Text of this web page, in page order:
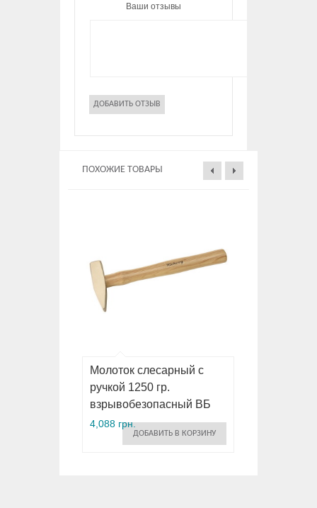
Ваши отзывы
ПОХОЖИЕ ТОВАРЫ
Молоток слесарный с
ручкой 1250 гр.
взрывобезопасный ВБ
4,088 грн.
ДОБАВИТЬ В КОРЗИНУ